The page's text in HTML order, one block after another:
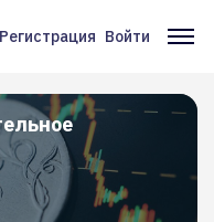
Меню
Регистрация Войти